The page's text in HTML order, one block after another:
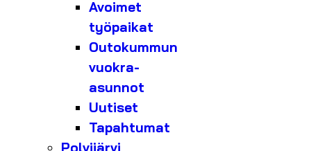
Avoimet
työpaikat
Outokummun
vuokra-
asunnot
Uutiset
Tapahtumat
Polvijärvi